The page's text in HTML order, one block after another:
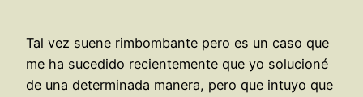
Tal vez suene rimbombante pero es un caso que
me ha sucedido recientemente que yo solucioné
de una determinada manera, pero que intuyo que